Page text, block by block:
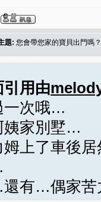
題: 您會帶您家的寶貝出門嗎？
引用由
一次哦…
姨家別墅…
姆上了車後
有…偶家